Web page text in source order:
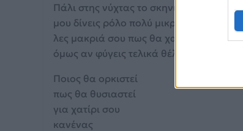
Πάλι στης νύχτας το σκηνικό
μου δίνεις ρόλο πολύ μικρό
λες μακριά σου πως θα χαθώ
όμως αν φύγεις τελικά θέλω να δω
Ποιος θα ορκιστεί
πως θα θυσιαστεί
για χατίρι σου
κανένας